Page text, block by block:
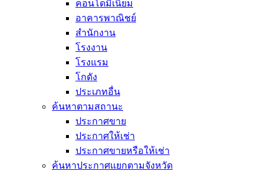
คอนโดมิเนียม
อาคารพาณิชย์
สำนักงาน
โรงงาน
โรงแรม
โกดัง
ประเภทอื่น
ค้นหาตามสถานะ
ประกาศขาย
ประกาศให้เช่า
ประกาศขายหรือให้เช่า
ค้นหาประกาศแยกตามจังหวัด